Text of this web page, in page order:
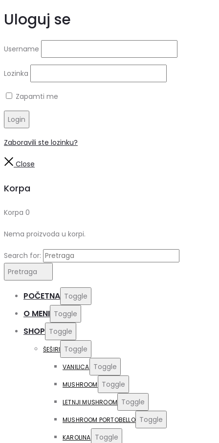
Uloguj se
Username
Lozinka
Zapamti me
Login
Zaboravili ste lozinku?
Close
Korpa
Korpa 0
Nema proizvoda u korpi.
Search for:
Pretraga
POČETNA Toggle
O MENI Toggle
SHOP Toggle
ŠEŠIRI Toggle
VANILICA Toggle
MUSHROOM Toggle
LETNJI MUSHROOM Toggle
MUSHROOM PORTOBELLO Toggle
KAROLINA Toggle